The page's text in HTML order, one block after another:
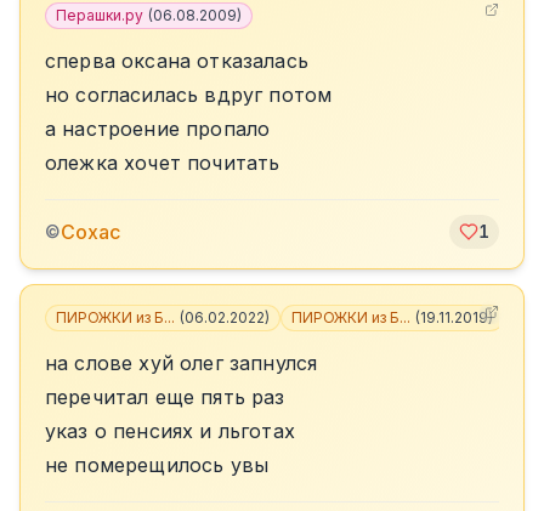
Перашки.ру (06.08.2009)
сперва оксана отказалась
но согласилась вдруг потом
а настроение пропало
олежка хочет почитать
©Сохас 1
ПИРОЖКИ из Б... (06.02.2022) ПИРОЖКИ из Б... (19.11.2019)
на слове хуй олег запнулся
перечитал еще пять раз
указ о пенсиях и льготах
не померещилось увы